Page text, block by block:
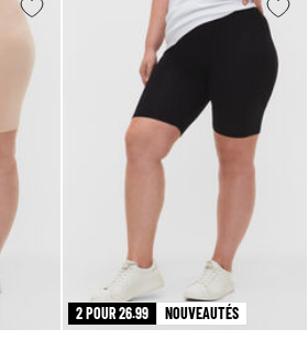
2 POUR 26.99 NOUVEAUTÉS